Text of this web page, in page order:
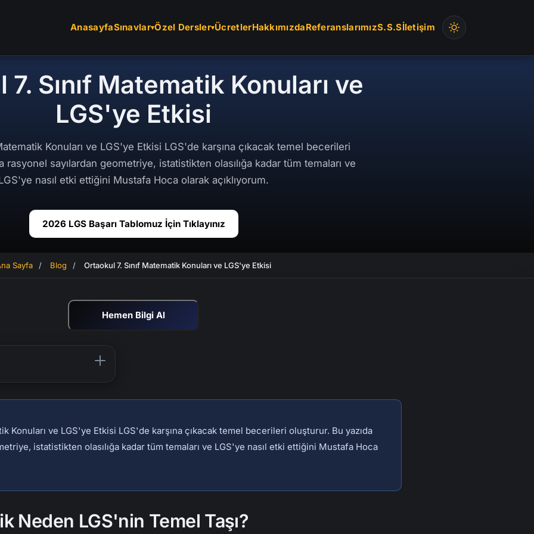
AnasayfaSınavlar Özel Dersler ÜcretlerHakkımızdaReferanslarımızS.S.Sİletişim
Sınıf Matematik Konuları ve
LGS'ye Etkisi
Konuları ve LGS'ye Etkisi LGS'de karşına çıkacak temel becerileri
rasyonel sayılardan geometriye, istatistikten olasılığa kadar tüm temaları ve
nasıl etki ettiğini Mustafa Hoca olarak açıklıyorum.
2026 LGS Başarı Tablomuz İçin Tıklayınız
Sayfa / Blog / Ortaokul 7. Sınıf Matematik Konuları ve LGS'ye Etkisi
Hemen Bilgi Al
Temel Taşı?
LGS'de Kaçınılmaz
Bağlantı Kuran Tema
LGS'nin En Büyük
Konuları ve LGS'ye Etkisi LGS'de karşına çıkacak temel becerileri oluşturur. Bu yazıda
istatistikten olasılığa kadar tüm temaları ve LGS'ye nasıl etki ettiğini Mustafa Hoca
Neden LGS'nin Temel Taşı?